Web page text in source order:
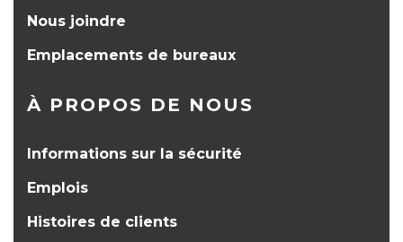
Nous joindre
Emplacements de bureaux
À PROPOS DE NOUS
Informations sur la sécurité
Emplois
Histoires de clients